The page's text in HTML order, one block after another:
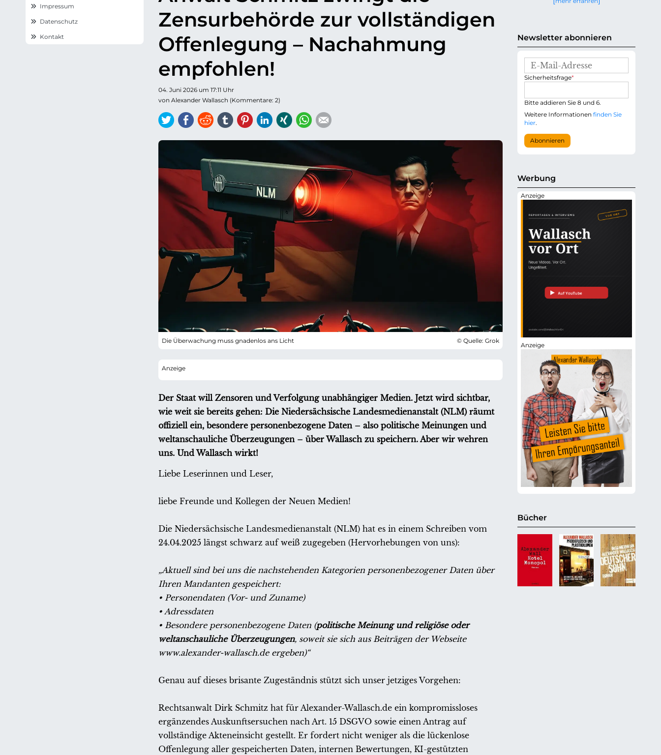
e
n
Zensurbehörde zur vollständigen
Offenlegung – Nachahmung
empfohlen!
04. Juni 2026 um 17:11 Uhr
von Alexander Wallasch (Kommentare: 2)
TwitterFacebook
ReddittumblrPinterestLinkedIn
Xing WhatsApp
Die Überwachung muss gnadenlos ans Licht © Quelle: Grok
Der Staat will Zensoren und Verfolgung unabhängiger Medien. Jetzt wird sichtbar,
wie weit sie bereits gehen: Die Niedersächsische Landesmedienanstalt (NLM) räumt
offiziell ein, besondere personenbezogene Daten – also politische Meinungen und
weltanschauliche Überzeugungen – über Wallasch zu speichern. Aber wir wehren
uns. Und Wallasch wirkt!
Liebe Leserinnen und Leser,
liebe Freunde und Kollegen der Neuen Medien!
Die Niedersächsische Landesmedienanstalt (NLM) hat es in einem Schreiben vom
24.04.2025 längst schwarz auf weiß zugegeben (Hervorhebungen von uns):
„Aktuell sind bei uns die nachstehenden Kategorien personenbezogener Daten über
Ihren Mandanten gespeichert:
• Personendaten (Vor- und Zuname)
• Adressdaten
• Besondere personenbezogene Daten (politische Meinung und religiöse oder
weltanschauliche Überzeugungen, soweit sie sich aus Beiträgen der Webseite
www.alexander-wallasch.de ergeben)“
Genau auf dieses brisante Zugeständnis stützt sich unser jetziges Vorgehen:
Rechtsanwalt Dirk Schmitz hat für Alexander-Wallasch.de ein kompromissloses
ergänzendes Auskunftsersuchen nach Art. 15 DSGVO sowie einen Antrag auf
vollständige Akteneinsicht gestellt. Er fordert nicht weniger als die lückenlose
Offenlegung aller gespeicherten Daten, internen Bewertungen, KI-gestützten
p
r
i
n
Impressum
Datenschutz
Kontakt Newsletter abonnieren
M
l
-
A
r
e
P
i
c
h
t
f
e
Sicherheitsfrage*
Bitte addieren Sie 8 und 6.
Weitere Informationen finden Sie
hier.
Abonnieren
Werbung
Bücher